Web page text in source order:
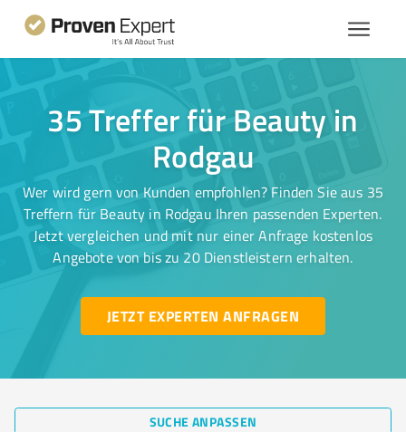
35 Treffer für Beauty in
Rodgau
Wer wird gern von Kunden empfohlen? Finden Sie aus 35
Treffern für Beauty in Rodgau Ihren passenden Experten.
Jetzt vergleichen und mit nur einer Anfrage kostenlos
Angebote von bis zu 20 Dienstleistern erhalten.
JETZT EXPERTEN ANFRAGEN
SUCHE ANPASSEN